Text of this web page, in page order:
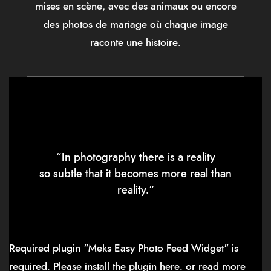
mises en scène, avec des animaux ou encore
des photos de mariage où chaque image
raconte une histoire.
“In photography there is a reality
so subtle that it becomes more real than
reality.”
Required plugin "Meks Easy Photo Feed Widget" is
required. Please install the plugin here. or read more